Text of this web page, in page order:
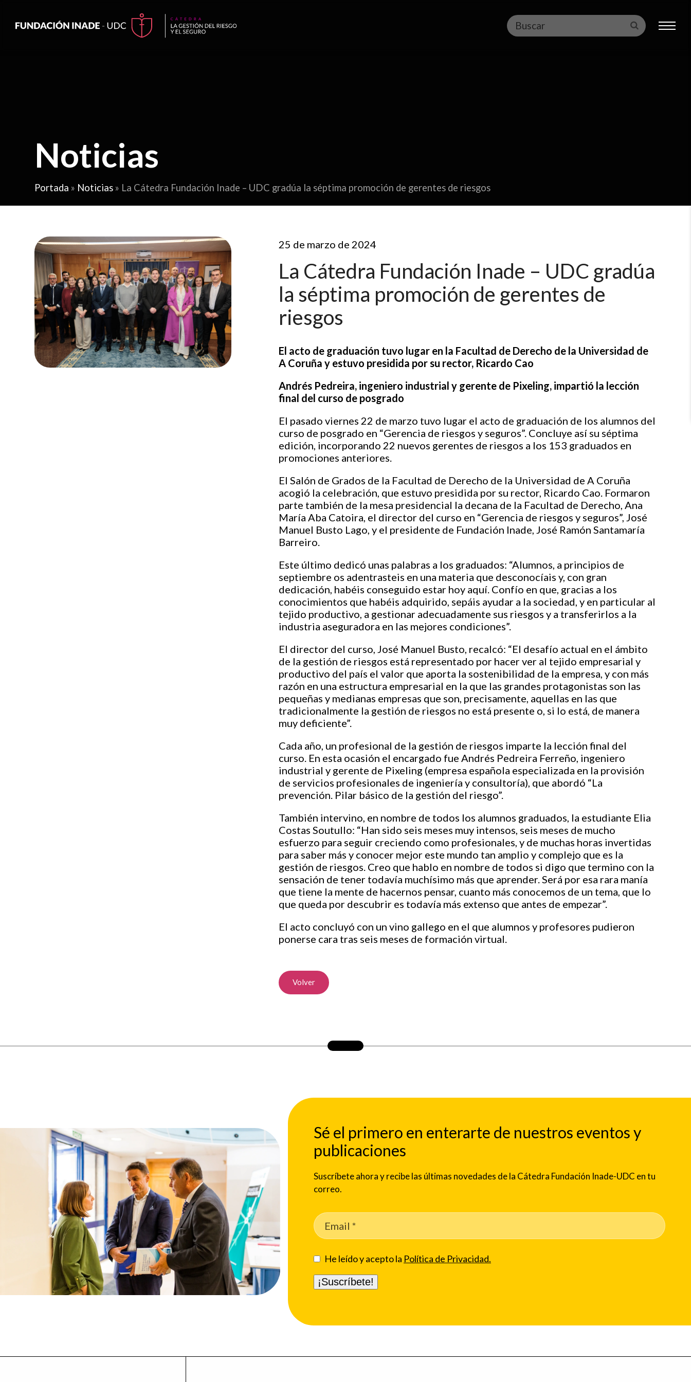
Buscar Enviar
Noticias
Portada » Noticias » La Cátedra Fundación Inade – UDC gradúa la séptima promoción de gerentes de riesgos
25 de marzo de 2024
La Cátedra Fundación Inade – UDC gradúa
la séptima promoción de gerentes de
riesgos
El acto de graduación tuvo lugar en la Facultad de Derecho de la Universidad de
A Coruña y estuvo presidida por su rector, Ricardo Cao
Andrés Pedreira, ingeniero industrial y gerente de Pixeling, impartió la lección
final del curso de posgrado
El pasado viernes 22 de marzo tuvo lugar el acto de graduación de los alumnos del
curso de posgrado en “Gerencia de riesgos y seguros”. Concluye así su séptima
edición, incorporando 22 nuevos gerentes de riesgos a los 153 graduados en
promociones anteriores.
El Salón de Grados de la Facultad de Derecho de la Universidad de A Coruña
acogió la celebración, que estuvo presidida por su rector, Ricardo Cao. Formaron
parte también de la mesa presidencial la decana de la Facultad de Derecho, Ana
María Aba Catoira, el director del curso en “Gerencia de riesgos y seguros”, José
Manuel Busto Lago, y el presidente de Fundación Inade, José Ramón Santamaría
Barreiro.
Este último dedicó unas palabras a los graduados: “Alumnos, a principios de
septiembre os adentrasteis en una materia que desconocíais y, con gran
dedicación, habéis conseguido estar hoy aquí. Confío en que, gracias a los
conocimientos que habéis adquirido, sepáis ayudar a la sociedad, y en particular al
tejido productivo, a gestionar adecuadamente sus riesgos y a transferirlos a la
industria aseguradora en las mejores condiciones”.
El director del curso, José Manuel Busto, recalcó: “El desafío actual en el ámbito
de la gestión de riesgos está representado por hacer ver al tejido empresarial y
productivo del país el valor que aporta la sostenibilidad de la empresa, y con más
razón en una estructura empresarial en la que las grandes protagonistas son las
pequeñas y medianas empresas que son, precisamente, aquellas en las que
tradicionalmente la gestión de riesgos no está presente o, si lo está, de manera
muy deficiente”.
Cada año, un profesional de la gestión de riesgos imparte la lección final del
curso. En esta ocasión el encargado fue Andrés Pedreira Ferreño, ingeniero
industrial y gerente de Pixeling (empresa española especializada en la provisión
de servicios profesionales de ingeniería y consultoría), que abordó “La
prevención. Pilar básico de la gestión del riesgo”.
También intervino, en nombre de todos los alumnos graduados, la estudiante Elia
Costas Soutullo: “Han sido seis meses muy intensos, seis meses de mucho
esfuerzo para seguir creciendo como profesionales, y de muchas horas invertidas
para saber más y conocer mejor este mundo tan amplio y complejo que es la
gestión de riesgos. Creo que hablo en nombre de todos si digo que termino con la
sensación de tener todavía muchísimo más que aprender. Será por esa rara manía
que tiene la mente de hacernos pensar, cuanto más conocemos de un tema, que lo
que queda por descubrir es todavía más extenso que antes de empezar”.
El acto concluyó con un vino gallego en el que alumnos y profesores pudieron
ponerse cara tras seis meses de formación virtual.
Volver
Sé el primero en enterarte de nuestros eventos y
publicaciones
Suscríbete ahora y recibe las últimas novedades de la Cátedra Fundación Inade-UDC en tu
correo.
He leído y acepto la Política de Privacidad.